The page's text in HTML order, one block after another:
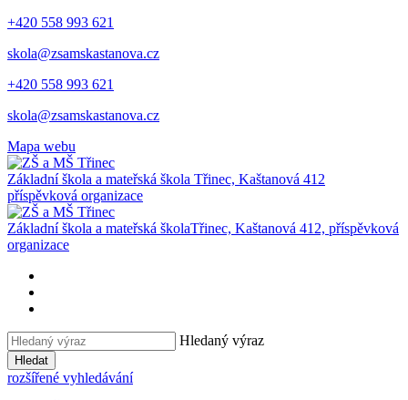
+420 558 993 621
skola@zsamskastanova.cz
+420 558 993 621
skola@zsamskastanova.cz
Mapa webu
Základní škola a mateřská škola Třinec, Kaštanová 412
příspěvková organizace
Základní škola a mateřská školaTřinec, Kaštanová 412, příspěvková
organizace
Hledaný výraz
Hledat
rozšířené vyhledávání